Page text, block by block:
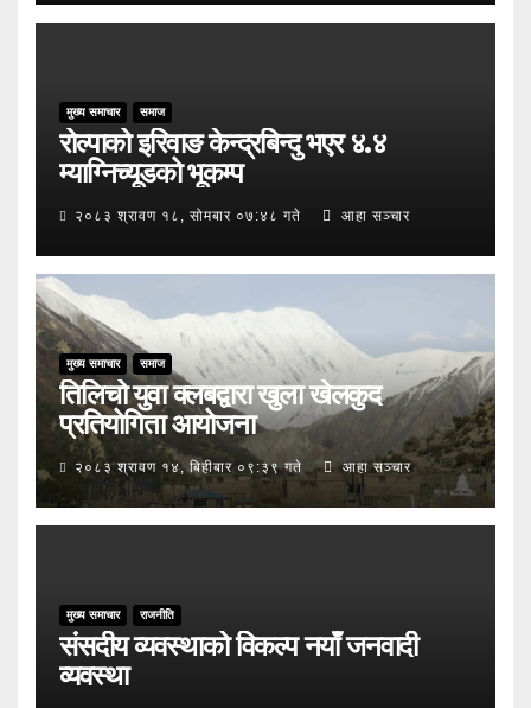
मुख्य समाचार समाज
रोल्पाको इरिवाङ केन्द्रबिन्दु भएर ४.४
म्याग्निच्यूडको भूकम्प
२०८३ श्रावण १८, सोमबार ०७:४८ गते आहा सञ्चार
मुख्य समाचार समाज
तिलिचो युवा क्लबद्वारा खुला खेलकुद
प्रतियोगिता आयोजना
२०८३ श्रावण १४, बिहीबार ०९:३९ गते आहा सञ्चार
मुख्य समाचार राजनीति
संसदीय व्यवस्थाको विकल्प नयाँ जनवादी
व्यवस्था